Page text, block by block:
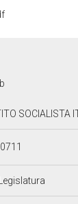
SOCIALISTA